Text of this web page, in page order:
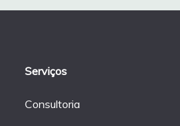
Serviços
Consultoria